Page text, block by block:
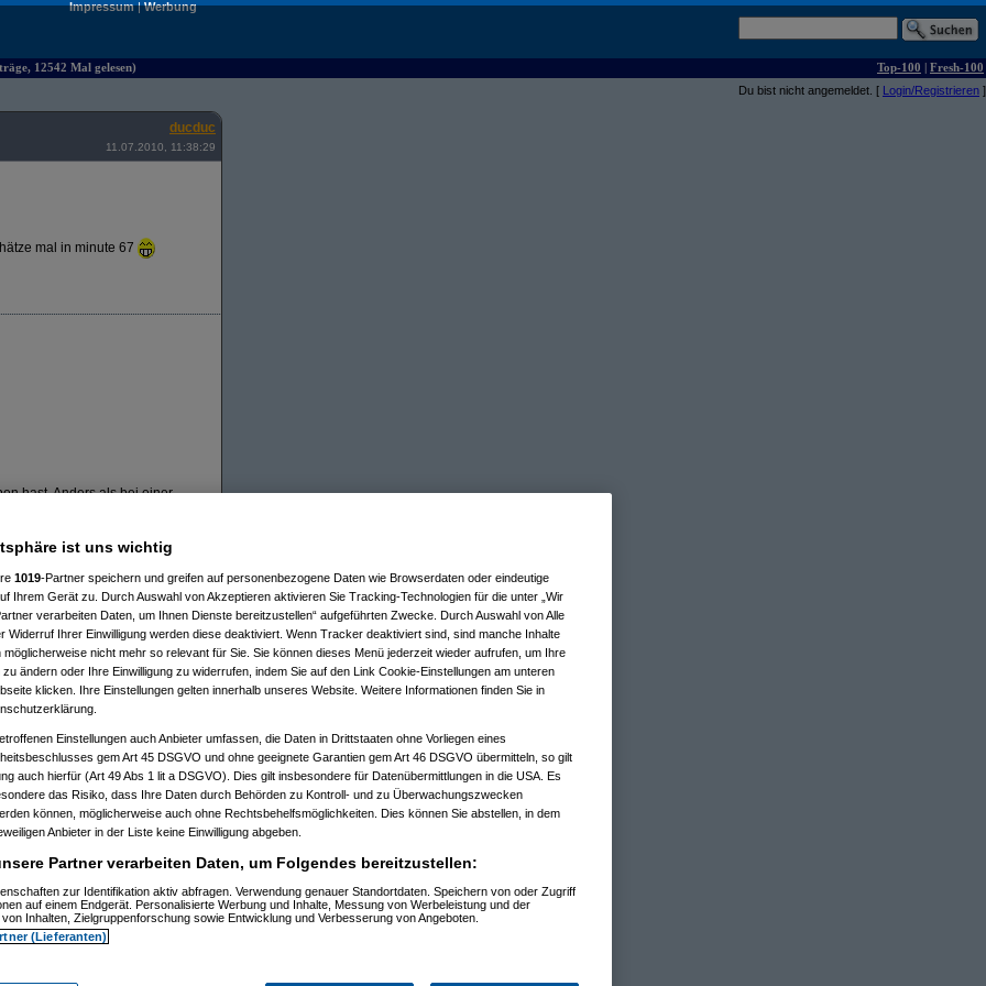
Impressum|Werbung
12542 Mal gelesen) Top-100 | Fresh-100
Du bist nicht angemeldet. [ Login/Registrieren ]
ducduc
11.07.2010, 11:38:29
mal in minute 67
hast. Anders als bei einer
11.07.2010, 13:52:15)
14:49:37)
am 11.07.2010, 15:13:28)
16:27:29)
07:40:59)
07:45:13)
ist uns wichtig
1019-Partner speichern und greifen auf personenbezogene Daten wie Browserdaten oder eindeutige
Ihrem Gerät zu. Durch Auswahl von Akzeptieren aktivieren Sie Tracking-Technologien für die unter „Wir
verarbeiten Daten, um Ihnen Dienste bereitzustellen“ aufgeführten Zwecke. Durch Auswahl von Alle
Widerruf Ihrer Einwilligung werden diese deaktiviert. Wenn Tracker deaktiviert sind, sind manche Inhalte
möglicherweise nicht mehr so relevant für Sie. Sie können dieses Menü jederzeit wieder aufrufen, um Ihre
zu ändern oder Ihre Einwilligung zu widerrufen, indem Sie auf den Link Cookie-Einstellungen am unteren
klicken. Ihre Einstellungen gelten innerhalb unseres Website. Weitere Informationen finden Sie in
Einstellungen auch Anbieter umfassen, die Daten in Drittstaaten ohne Vorliegen eines
gem Art 45 DSGVO und ohne geeignete Garantien gem Art 46 DSGVO übermitteln, so gilt
auch hierfür (Art 49 Abs 1 lit a DSGVO). Dies gilt insbesondere für Datenübermittlungen in die USA. Es
das Risiko, dass Ihre Daten durch Behörden zu Kontroll- und zu Überwachungszwecken
können, möglicherweise auch ohne Rechtsbehelfsmöglichkeiten. Dies können Sie abstellen, in dem
Anbieter in der Liste keine Einwilligung abgeben.
Partner verarbeiten Daten, um Folgendes bereitzustellen:
zur Identifikation aktiv abfragen. Verwendung genauer Standortdaten. Speichern von oder Zugriff
auf einem Endgerät. Personalisierte Werbung und Inhalte, Messung von Werbeleistung und der
Inhalten, Zielgruppenforschung sowie Entwicklung und Verbesserung von Angeboten.
(Lieferanten)